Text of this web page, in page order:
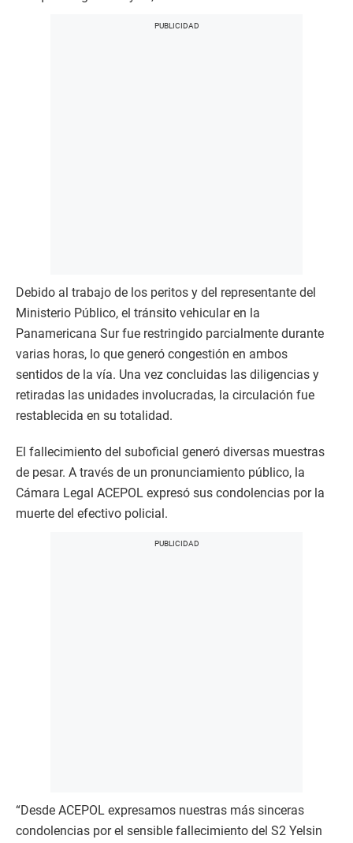
Debido al trabajo de los peritos y del representante del
Ministerio Público, el tránsito vehicular en la
Panamericana Sur fue restringido parcialmente durante
varias horas, lo que generó congestión en ambos
sentidos de la vía. Una vez concluidas las diligencias y
retiradas las unidades involucradas, la circulación fue
restablecida en su totalidad.
El fallecimiento del suboficial generó diversas muestras
de pesar. A través de un pronunciamiento público, la
Cámara Legal ACEPOL expresó sus condolencias por la
muerte del efectivo policial.
“Desde ACEPOL expresamos nuestras más sinceras
condolencias por el sensible fallecimiento del S2 Yelsin